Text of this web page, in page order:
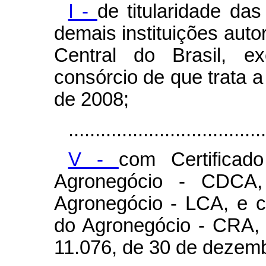
I - de titularidade
demais instituições
Central do Brasil,
consórcio de que trata
de 2008;
V - com
Agronegócio -
Agronegócio - LCA, e
do Agronegócio -
11.076, de 30 de